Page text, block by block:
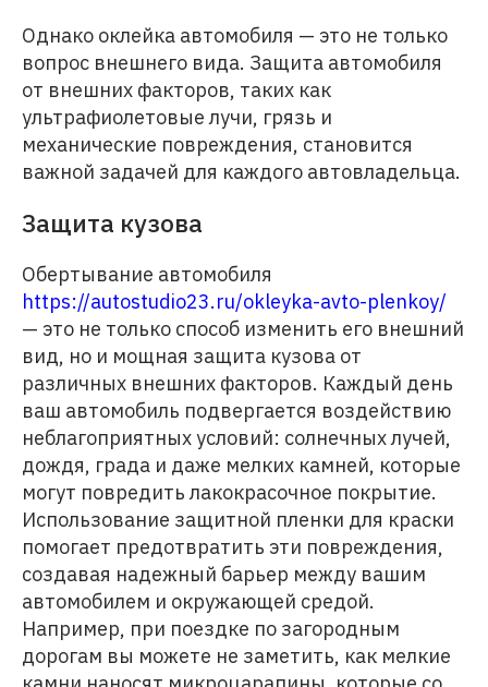
Однако оклейка автомобиля — это не только
вопрос внешнего вида. Защита автомобиля
от внешних факторов, таких как
ультрафиолетовые лучи, грязь и
механические повреждения, становится
важной задачей для каждого автовладельца.
Защита кузова
Обертывание автомобиля
https://autostudio23.ru/okleyka-avto-plenkoy/
— это не только способ изменить его внешний
вид, но и мощная защита кузова от
различных внешних факторов. Каждый день
ваш автомобиль подвергается воздействию
неблагоприятных условий: солнечных лучей,
дождя, града и даже мелких камней, которые
могут повредить лакокрасочное покрытие.
Использование защитной пленки для краски
помогает предотвратить эти повреждения,
создавая надежный барьер между вашим
автомобилем и окружающей средой.
Например, при поездке по загородным
дорогам вы можете не заметить, как мелкие